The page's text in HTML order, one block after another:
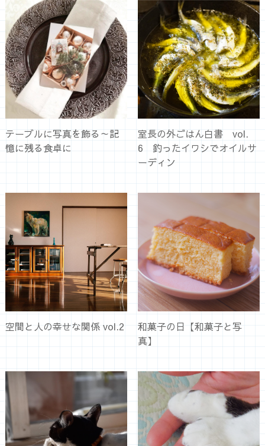
テーブルに写真を飾る～記
憶に残る食卓に
室長の外ごはん白書 vol.
6 釣ったイワシでオイルサ
ーディン
空間と人の幸せな関係 vol.2
和菓子の日【和菓子と写
真】